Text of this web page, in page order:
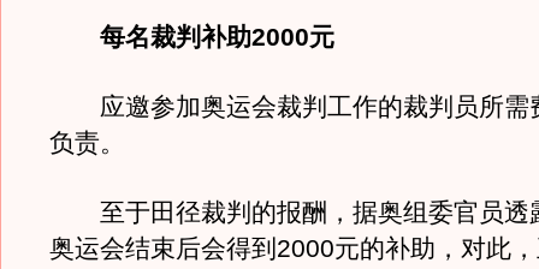
每名裁判补助2000元
应邀参加奥运会裁判工作的裁判员所需
负责。
至于田径裁判的报酬，据奥组委官员透
奥运会结束后会得到2000元的补助，对此